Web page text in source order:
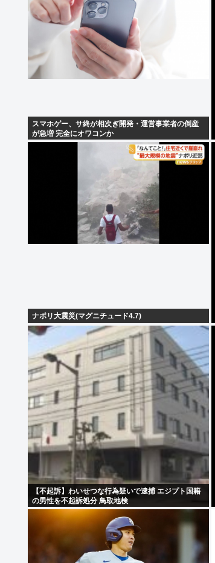
スマホゲー、サ終が相次ぎ開発・運営事業者の倒産
が急増 完全にオワコンか
ナポリ大震災(マグニチュード4.7)
【不起訴】わいせつな行為疑いで逮捕 エジプト国籍
の男性を不起訴処分 鳥取地検